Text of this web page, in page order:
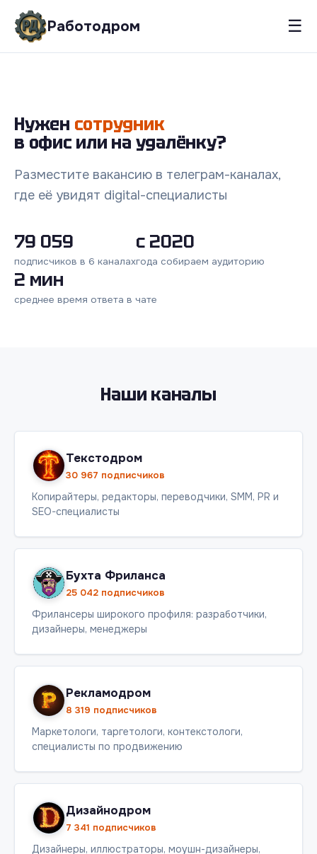
Работодром ☰
Нужен сотрудник
в офис или на удалёнку?
Разместите вакансию в телеграм-каналах,
где её увидят digital-специалисты
79 059
подписчиков в 6 каналах
с 2020
года собираем аудиторию
2 мин
среднее время ответа в чате
Наши каналы
Текстодром
30 967 подписчиков
Копирайтеры, редакторы, переводчики, SMM, PR и
SEO-специалисты
Бухта Фриланса
25 042 подписчиков
Фрилансеры широкого профиля: разработчики,
дизайнеры, менеджеры
Рекламодром
8 319 подписчиков
Маркетологи, таргетологи, контекстологи,
специалисты по продвижению
Дизайнодром
7 341 подписчиков
Дизайнеры, иллюстраторы, моушн-дизайнеры,